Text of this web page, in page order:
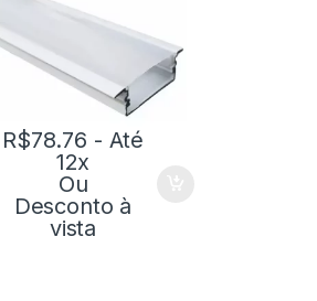
R$78.76 - Até
12x
Ou
Desconto à
vista